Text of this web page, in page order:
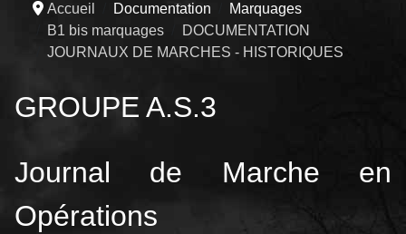
Accueil Documentation
Marquages
B1 bis marquages
DOCUMENTATION
JOURNAUX DE MARCHES - HISTORIQUES
GROUPE A.S.3
Journal de Marche en
Opérations